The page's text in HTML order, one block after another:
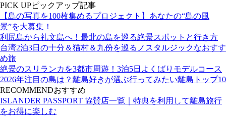
PICK UPピックアップ記事
【島の写真を100枚集めるプロジェクト】あなたの“島の風
景”を大募集！
利尻島から礼文島へ！最北の島を巡る絶景スポットと行き方
台湾2泊3日の十分＆猫村＆九份を巡るノスタルジックなおすす
め旅
絶景のスリランカを3都市周遊！3泊5日よくばりモデルコース
2026年注目の島は？離島好きが選ぶ行ってみたい離島トップ10
RECOMMENDおすすめ
ISLANDER PASSPORT 協賛店一覧｜特典を利用して離島旅行
をお得に楽しむ